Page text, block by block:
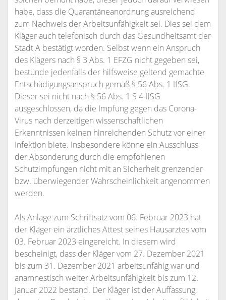
habe, dass die Quarantäneanordnung ausreichend
zum Nachweis der Arbeitsunfähigkeit sei. Dies sei dem
Kläger auch telefonisch durch das Gesundheitsamt der
Stadt A bestätigt worden. Selbst wenn ein Anspruch
des Klägers nach § 3 Abs. 1 EFZG nicht gegeben sei,
bestünde jedenfalls der hilfsweise geltend gemachte
Entschädigungsanspruch gemäß § 56 Abs. 1 IfSG.
Dieser sei nicht nach § 56 Abs. 1 S 4 IfSG
ausgeschlossen, da die Impfung gegen das Corona-
Virus nach derzeitigen wissenschaftlichen
Erkenntnissen keinen hinreichenden Schutz vor einer
Infektion biete. Insbesondere könne ein Ausschluss
der Absonderung durch die empfohlenen
Schutzimpfungen nicht mit an Sicherheit grenzender
bzw. überwiegender Wahrscheinlichkeit angenommen
werden.
Als Anlage zum Schriftsatz vom 06. Februar 2023 hat
der Kläger ein ärztliches Attest seines Hausarztes vom
03. Februar 2023 eingereicht. In diesem wird
bescheinigt, dass der Kläger vom 27. Dezember 2021
bis zum 31. Dezember 2021 arbeitsunfähig war und
anamnestisch weiter Arbeitsunfähigkeit bis zum 12.
Januar 2022 bestand. Der Kläger ist der Auffassung,